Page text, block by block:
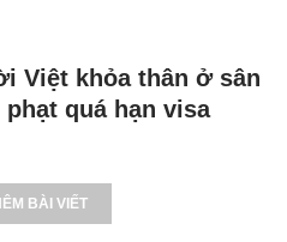
Việt khỏa thân ở sân
quá hạn visa
BÀI VIẾT